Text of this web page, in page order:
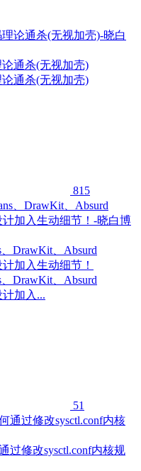
通杀(无视加壳)
通杀(无视加壳)
815
DrawKit、Absurd
加入生动细节！
DrawKit、Absurd
计加入...
51
过修改sysctl.conf内核规